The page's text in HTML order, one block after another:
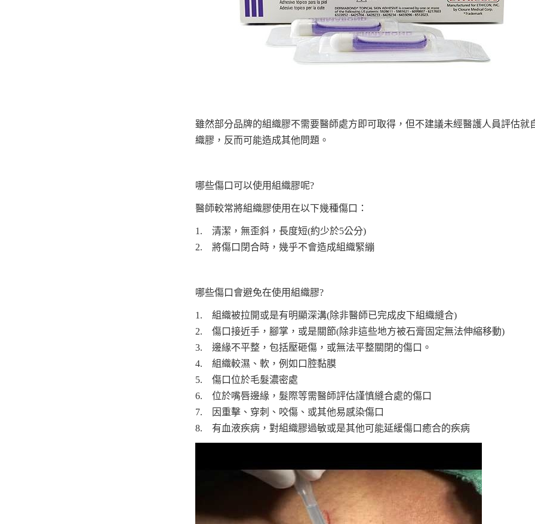
雖然部分品牌的組織膠不需要醫師處方即可取得，但不建議未經醫護人員評估
織膠，反而可能造成其他問題。
哪些傷口可以使用組織膠呢?
醫師較常將組織膠使用在以下幾種傷口：
1. 清潔，無歪斜，長度短(約少於5公分)
2. 將傷口閉合時，幾乎不會造成組織緊繃
哪些傷口會避免在使用組織膠?
1. 組織被拉開或是有明顯深溝(除非醫師已完成皮下組織縫合)
2. 傷口接近手，腳掌，或是關節(除非這些地方被石膏固定無法伸縮移動)
3. 邊緣不平整，包括壓砸傷，或無法平整關閉的傷口。
4. 組織較濕、軟，例如口腔黏膜
5. 傷口位於毛髮濃密處
6. 位於嘴唇邊緣，髮際等需醫師評估謹慎縫合處的傷口
7. 因重擊、穿刺、咬傷、或其他易感染傷口
8. 有血液疾病，對組織膠過敏或是其他可能延緩傷口癒合的疾病